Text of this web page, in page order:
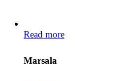
Read more
Marsala